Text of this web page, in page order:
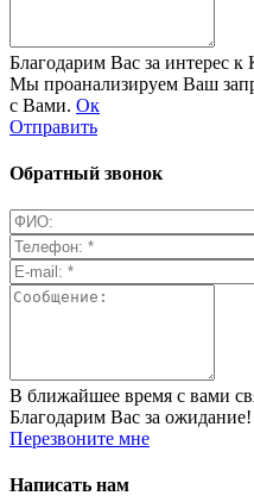
Благодарим Вас за интерес
Мы проанализируем Ваш
с Вами. Ок
Отправить
Обратный звонок
В ближайшее время с вами
Благодарим Вас за ожидание!
Перезвоните мне
Написать нам